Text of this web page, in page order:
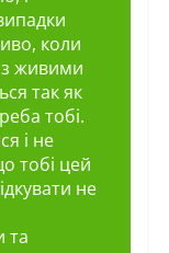
коли
з живими
так як
тобі.
і не
тобі цей
не
та